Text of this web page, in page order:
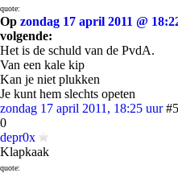
quote:
Op zondag 17 april 2011 @
volgende:
Het is de schuld van de PvdA.
Van een kale kip
Kan je niet plukken
Je kunt hem slechts opeten
zondag 17 april 2011, 18:25 uur #5
0
depr0x
Klapkaak
quote: